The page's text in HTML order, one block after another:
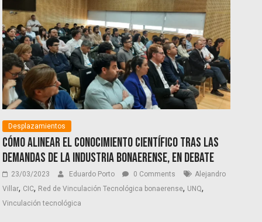
Desplazamientos
Cómo alinear el conocimiento científico tras las
demandas de la industria bonaerense, en debate
23/03/2023 Eduardo Porto 0 Comments
Alejandro
Villar, CIC, Red de Vinculación Tecnológica bonaerense, UNQ,
Vinculación tecnológica